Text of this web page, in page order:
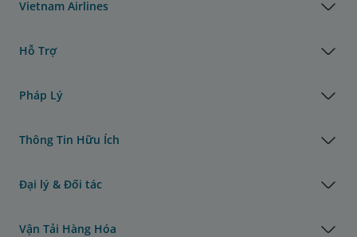
Vietnam Airlines
Hỗ Trợ
Pháp Lý
Thông Tin Hữu Ích
Đại lý & Đối tác
Vận Tải Hàng Hóa